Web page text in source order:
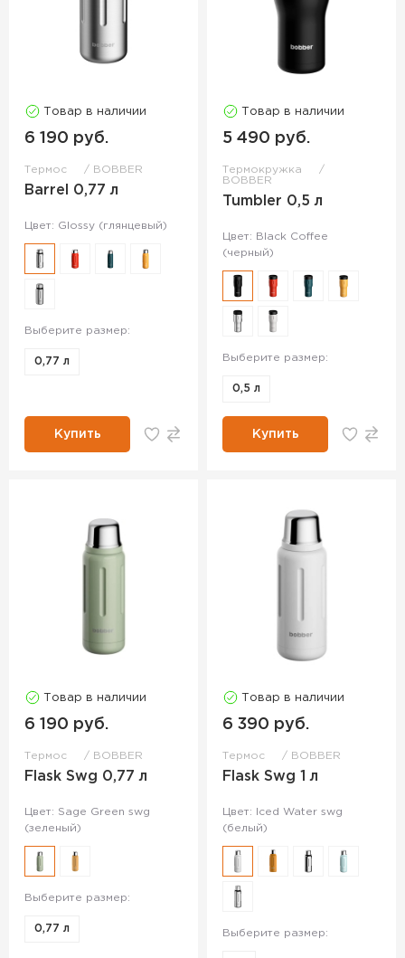
Товар в наличии
6 190 руб.
Термос BOBBER
Barrel 0,77 л
Цвет: Glossy (глянцевый)
Выберите размер:
0,77 л
Купить
Товар в наличии
5 490 руб.
Термокружка
BOBBER
Tumbler 0,5 л
Цвет: Black Coffee
(черный)
Выберите размер:
0,5 л
Купить
Товар в наличии
6 190 руб.
Термос BOBBER
Flask Swg 0,77 л
Цвет: Sage Green swg
(зеленый)
Выберите размер:
0,77 л
Товар в наличии
6 390 руб.
Термос BOBBER
Flask Swg 1 л
Цвет: Iced Water swg
(белый)
Выберите размер: